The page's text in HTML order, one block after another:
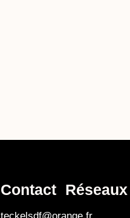
Contact Réseaux